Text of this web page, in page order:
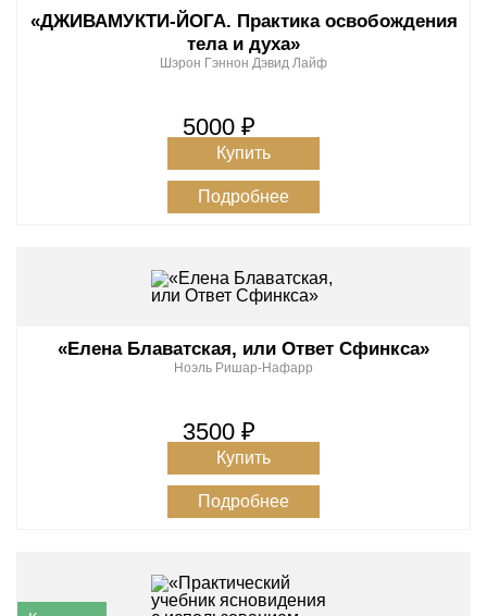
«ДЖИВАМУКТИ-ЙОГА. Практика освобождения
тела и духа»
Шэрон Гэннон Дэвид Лайф
5000 ₽
Купить
Подробнее
«Елена Блаватская, или Ответ Сфинкса»
Ноэль Ришар-Нафарр
3500 ₽
Купить
Подробнее